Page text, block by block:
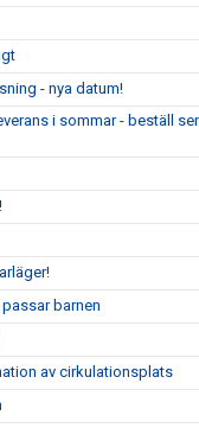
- nya datum!
i sommar - beställ
barnen
av cirkulationsplats